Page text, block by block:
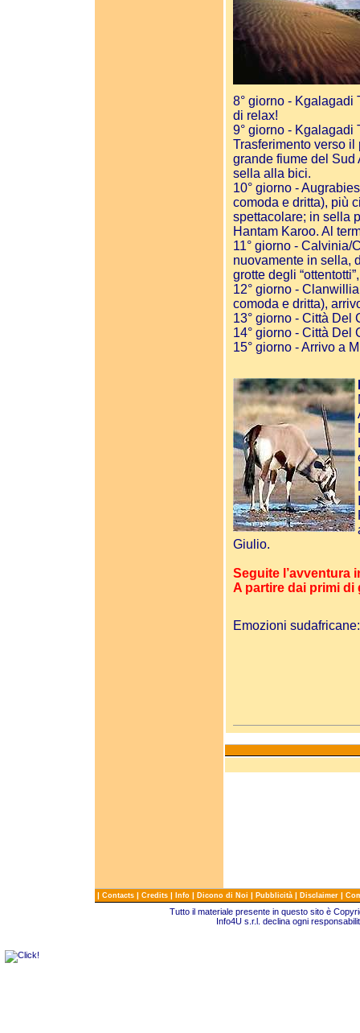
8° giorno - Kgalagadi
di relax!
9° giorno - Kgalagadi
Trasferimento verso
grande fiume del Sud
sella alla bici.
10° giorno -
comoda e dritta), più
spettacolare; in sella
Hantam Karoo. Al
11° giorno - Calvinia/
nuovamente in sella,
grotte degli
12° giorno -
comoda e dritta),
13° giorno - Città Del
14° giorno - Città Del
15° giorno - Arrivo a
Giulio.
Seguite l’avventura
A partire dai primi di
Emozioni
| Contacts | Credits | Info | Dicono di Noi | Pubblicità | Disclaimer |
Tutto il materiale presente in questo sito è
Info4U s.r.l. declina ogni